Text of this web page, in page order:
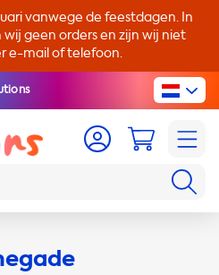
vanwege de feestdagen. In
geen orders en zijn wij niet
e-mail of telefoon.